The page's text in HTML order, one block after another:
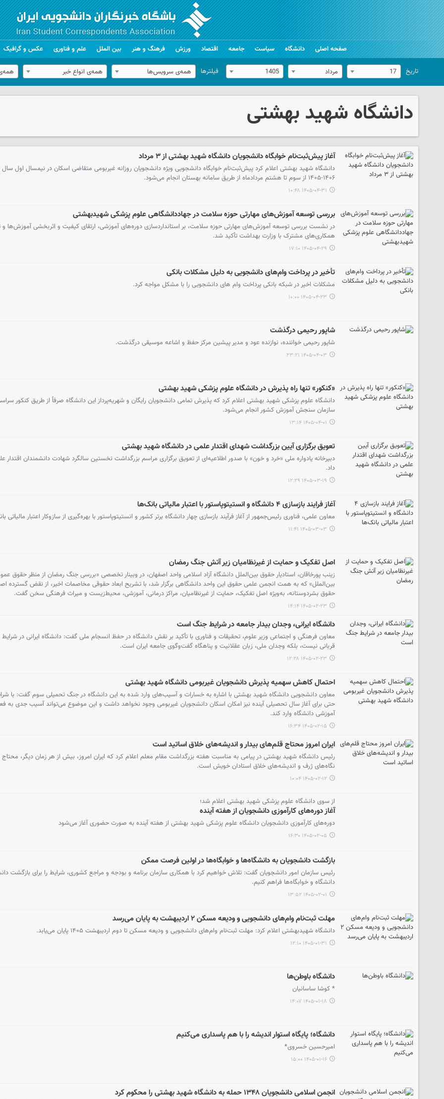
صفحه اصلی دانشگاه سیاست جامعه اقتصاد ورزش فرهنگ و هنر بین الملل علم و فناوری عکس و گرافیک
تاریخ 17 مرداد 1405 فیلترها همه‌ی سرویس‌ها همه‌ی انواع خبر
دانشگاه شهید بهشتی
آغاز پیش‌ثبت‌نام خوابگاه دانشجویان دانشگاه شهید بهشتی از ۳ مرداد
دانشگاه شهید بهشتی اعلام کرد پیش‌ثبت‌نام خوابگاه دانشجویی ویژه دانشجویان روزانه غیربومی متقاضی اسکان در نیمسال اول
۱۴۰۶-۱۴۰۵ از سوم تا هشتم مردادماه از طریق سامانه بهستان انجام می‌شود.
۱۴۰۵-۰۴-۳۱ ۱۰:۴۸
بررسی توسعه آموزش‌های مهارتی حوزه سلامت در جهاددانشگاهی علوم پزشکی شهیدبهشتی
در نشست بررسی توسعه آموزش‌های مهارتی حوزه سلامت، بر استانداردسازی دوره‌های آموزشی، ارتقای کیفیت و اثربخشی آموزش‌ها
همکاری‌های مشترک با وزارت بهداشت تأکید شد.
۱۴۰۵-۰۴-۲۹ ۱۷:۱۰
تأخیر در پرداخت وام‌های دانشجویی به دلیل مشکلات بانکی
مشکلات اخیر در شبکه بانکی پرداخت وام های دانشجویی را با مشکل مواجه کرد.
۱۴۰۵-۰۴-۲۳ ۱۰:۰۰
شاپور رحیمی درگذشت
شاپور رحیمی خواننده، نوازنده عود و مدیر پیشین مرکز حفظ و اشاعه موسیقی درگذشت.
۱۴۰۵-۰۴-۰۳ ۲۳:۲۱
«کنکور» تنها راه پذیرش در دانشگاه علوم پزشکی شهید بهشتی
دانشگاه علوم پزشکی شهید بهشتی اعلام کرد که پذیرش تمامی دانشجویان رایگان و شهریه‌پرداز این دانشگاه صرفاً از طریق کنکور
سازمان سنجش آموزش کشور انجام می‌شود.
۱۴۰۵-۰۴-۰۱ ۱۳:۱۴
تعویق برگزاری آیین بزرگداشت شهدای اقتدار علمی در دانشگاه شهید بهشتی
دبیرخانه یادواره ملی «خرد و خون» با صدور اطلاعیه‌ای از تعویق برگزاری مراسم بزرگداشت نخستین سالگرد شهادت دانشمندان اقتدار
داد.
۱۴۰۵-۰۳-۱۹ ۱۲:۲۹
آغاز فرایند بازسازی ۴ دانشگاه و انستیتوپاستور با اعتبار مالیاتی بانک‌ها
معاون علمی، فناوری رئیس‌جمهور از آغاز فرآیند بازسازی چهار دانشگاه برتر کشور و انستیتوپاستور با بهره‌گیری از سازوکار اعتبار مالیاتی
۱۴۰۵-۰۳-۰۳ ۱۱:۴۱
اصل تفکیک و حمایت از غیرنظامیان زیر آتش جنگ رمضان
زینب پورخاقان، استادیار حقوق بین‌الملل دانشگاه آزاد اسلامی واحد اصفهان، در وبینار تخصصی «بررسی جنگ رمضان از منظر حقوق
بین‌الملل» که به همت انجمن علمی حقوق این واحد دانشگاهی برگزار شد، با تشریح ابعاد حقوقی مخاصمات اخیر، از نقض گسترده
حقوق بشردوستانه، به‌ویژه اصل تفکیک، حمایت از غیرنظامیان، مراکز درمانی، آموزشی، محیط‌زیست و میراث فرهنگی سخن گفت.
۱۴۰۵-۰۲-۲۳ ۱۴:۱۴
دانشگاه ایرانی، وجدان بیدار جامعه در شرایط جنگ است
معاون فرهنگی و اجتماعی وزیر علوم، تحقیقات و فناوری با تأکید بر نقش دانشگاه در حفظ انسجام ملی گفت: دانشگاه ایرانی در
قربانی نیست، بلکه وجدان ملی، زبان عقلانیت و پناهگاه گفت‌وگوی جامعه ایران است.
۱۴۰۵-۰۲-۲۳ ۱۲:۲۸
احتمال کاهش سهمیه پذیرش دانشجویان غیربومی دانشگاه شهید بهشتی
معاون دانشجویی دانشگاه شهید بهشتی با اشاره به خسارات و آسیب‌های وارد شده به این دانشگاه در جنگ تحمیلی سوم گفت: با
حتی برای آغاز سال تحصیلی آینده نیز امکان اسکان دانشجویان غیربومی وجود نخواهد داشت و این موضوع می‌تواند آسیب جدی به
آموزشی دانشگاه وارد کند.
۱۴۰۵-۰۲-۱۵ ۱۶:۳۴
ایران امروز محتاج قلم‌های بیدار و اندیشه‌های خلاق اساتید است
رئیس دانشگاه شهید بهشتی در پیامی به مناسبت هفته بزرگداشت مقام معلم اعلام کرد که ایران امروز، بیش از هر زمان دیگر، محتاج
نگاه‌های ژرف و اندیشه‌های خلاق استادان خویش است.
۱۴۰۵-۰۲-۱۲ ۱۰:۰۴
از سوی دانشگاه علوم پزشکی شهید بهشتی اعلام شد؛
آغاز دوره‌های کارآموزی دانشجویان از هفته آینده
دوره‌های کارآموزی دانشجویان دانشگاه علوم پزشکی شهید بهشتی از هفته آینده به صورت حضوری آغاز می‌شود
۱۴۰۵-۰۲-۰۵ ۱۶:۳۰
بازگشت دانشجویان به دانشگاه‌ها و خوابگاه‌ها در اولین فرصت ممکن
رئیس سازمان امور دانشجویان گفت: تلاش خواهیم کرد با همکاری سازمان برنامه و بودجه و مراجع کشوری، شرایط را برای بازگشت
دانشگاه و خوابگاه‌ها فراهم کنیم.
۱۴۰۵-۰۲-۰۱ ۱۳:۵۲
مهلت ثبت‌نام وام‌های دانشجویی و ودیعه مسکن ۲ اردیبهشت به پایان می‌رسد
دانشگاه شهیدبهشتی اعلام کرد: مهلت ثبت‌نام وام‌های دانشجویی و ودیعه مسکن تا دوم اردیبهشت ۱۴۰۵ پایان می‌یابد.
۱۴۰۵-۰۱-۳۱ ۱۲:۱۰
دانشگاه باوطن‌ها
* کوشا ساسانیان
۱۴۰۵-۰۱-۱۸ ۱۴:۰۷
دانشگاه؛ پایگاه استوار اندیشه را با هم پاسداری می‌کنیم
امیرحسین خسروی*
۱۴۰۵-۰۱-۱۶ ۱۵:۰۰
انجمن اسلامی دانشجویان ۱۳۴۸ حمله به دانشگاه شهید بهشتی را محکوم کرد